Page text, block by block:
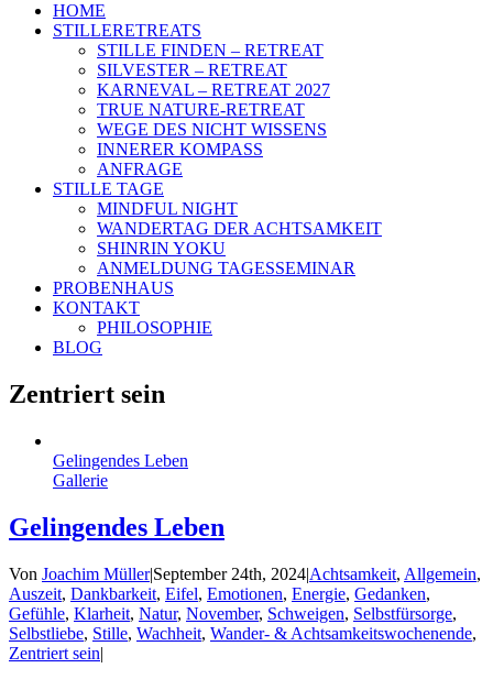
HOME
STILLERETREATS
STILLE FINDEN – RETREAT
SILVESTER – RETREAT
KARNEVAL – RETREAT 2027
TRUE NATURE-RETREAT
WEGE DES NICHT WISSENS
INNERER KOMPASS
ANFRAGE
STILLE TAGE
MINDFUL NIGHT
WANDERTAG DER ACHTSAMKEIT
SHINRIN YOKU
ANMELDUNG TAGESSEMINAR
PROBENHAUS
KONTAKT
PHILOSOPHIE
BLOG
Zentriert sein
Gelingendes Leben
Gallerie
Gelingendes Leben
Von Joachim Müller|September 24th, 2024|Achtsamkeit, Allgemein,
Auszeit, Dankbarkeit, Eifel, Emotionen, Energie, Gedanken,
Gefühle, Klarheit, Natur, November, Schweigen, Selbstfürsorge,
Selbstliebe, Stille, Wachheit, Wander- & Achtsamkeitswochenende,
Zentriert sein|